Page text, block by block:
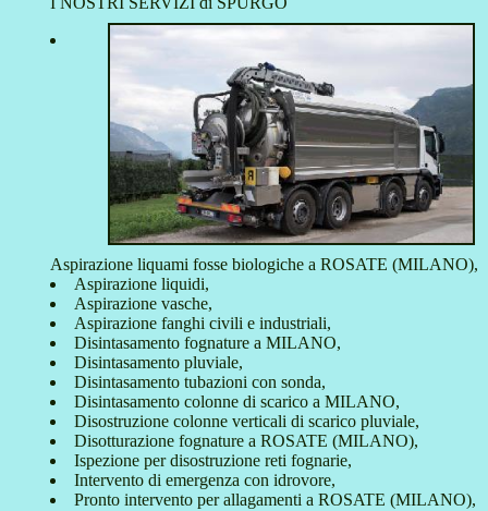
Aspirazione liquami fosse biologiche a ROSATE (MILANO),
Aspirazione liquidi,
Aspirazione vasche,
Aspirazione fanghi civili e industriali,
Disintasamento fognature a MILANO,
Disintasamento pluviale,
Disintasamento tubazioni con sonda,
Disintasamento colonne di scarico a MILANO,
Disostruzione colonne verticali di scarico pluviale,
Disotturazione fognature a ROSATE (MILANO),
Ispezione per disostruzione reti fognarie,
Intervento di emergenza con idrovore,
Pronto intervento per allagamenti a ROSATE (MILANO),